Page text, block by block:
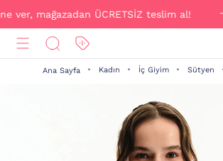
ÜCRETSİZ teslim al!
Ana Sayfa Kadın İç Giyim Sütyen